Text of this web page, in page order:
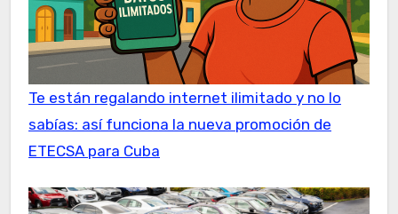
Te están regalando internet ilimitado y no lo
sabías: así funciona la nueva promoción de
ETECSA para Cuba